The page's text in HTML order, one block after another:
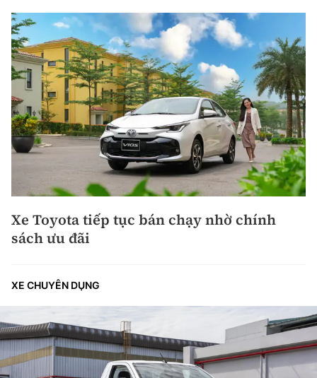
Xe Toyota tiếp tục bán chạy nhờ chính
sách ưu đãi
XE CHUYÊN DỤNG